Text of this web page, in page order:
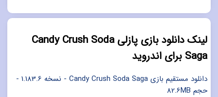
لینک دانلود بازی پازلی Candy Crush Soda
Saga برای اندروید
دانلود مستقیم بازی Candy Crush Soda Saga - نسخه 1.183.6 -
حجم 82.6MB